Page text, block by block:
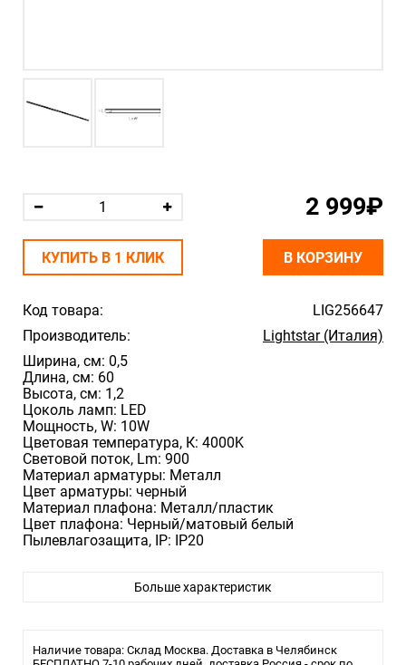
Код товара:
LIG256647
Производитель:
Lightstar (Италия)
Ширина, см: 0,5
Длина, см: 60
Высота, см: 1,2
Цоколь ламп: LED
Мощность, W: 10W
Цветовая температура, К: 4000K
Световой поток, Lm: 900
Материал арматуры: Металл
Цвет арматуры: черный
Материал плафона: Металл/пластик
Цвет плафона: Черный/матовый белый
Пылевлагозащита, IP: IP20
Больше характеристик
Наличие товара: Склад Москва. Доставка в Челябинск
2 999₽
КУПИТЬ В 1 КЛИК В КОРЗИНУ